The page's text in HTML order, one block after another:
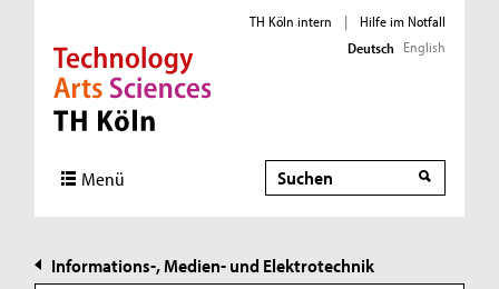
Direkt zur Hauptnavigation
Direkt zur Subnavigation
Direkt zum Inhalt
Direkt zum Fußbereich
TH Köln intern |
Hilfe im Notfall
Deutsch English
Menü Suche
Suche
Informations-, Medien- und Elektrotechnik